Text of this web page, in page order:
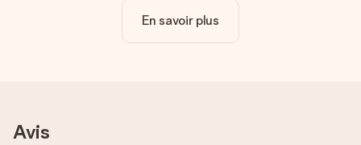
unique pour ajouter une touche finale à votre cadeau.
La personnalisation est-elle comprise dans le prix ?
ton cadeau. C'est pourquoi il est important d'utiliser des
En savoir plus
Avis